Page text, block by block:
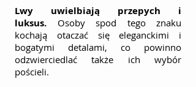
Lwy uwielbiają przepych i
luksus. Osoby spod tego znaku
kochają otaczać się eleganckimi i
bogatymi detalami, co powinno
odzwierciedlać także ich wybór
pościeli.